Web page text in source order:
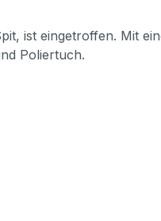
ist eingetroffen. Mit
Poliertuch.